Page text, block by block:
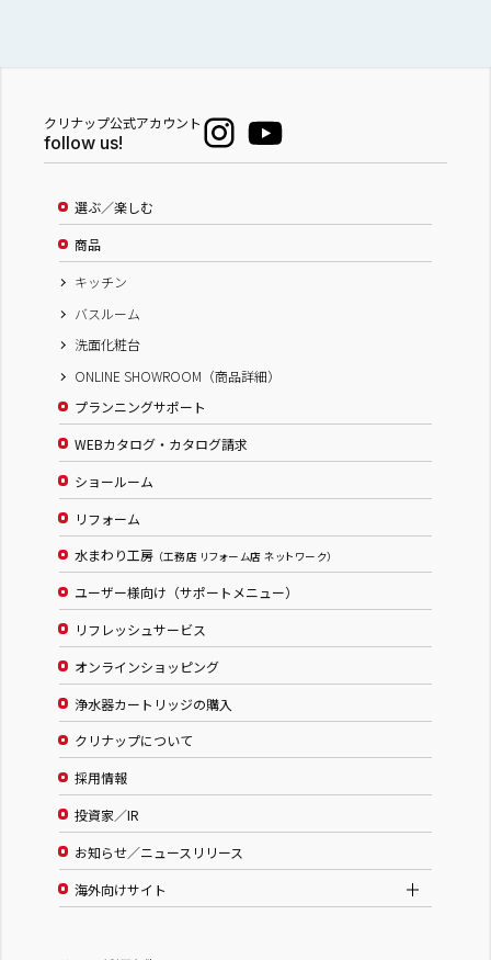
クリナップ公式アカウント
follow us!
選ぶ／楽しむ
商品
キッチン
バスルーム
洗面化粧台
ONLINE SHOWROOM（商品詳細）
プランニングサポート
WEBカタログ・カタログ請求
ショールーム
リフォーム
水まわり工房 （工務店 リフォーム店 ネットワーク）
ユーザー様向け（サポートメニュー）
リフレッシュサービス
オンラインショッピング
浄水器カートリッジの購入
クリナップについて
採用情報
投資家／IR
お知らせ／ニュースリリース
海外向けサイト